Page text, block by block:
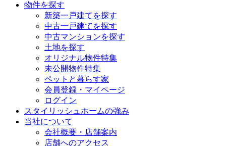
物件を探す
新築一戸建てを探す
中古一戸建てを探す
中古マンションを探す
土地を探す
オリジナル物件特集
未公開物件特集
ペットと暮らす家
会員登録・マイページ
ログイン
スタイリッシュホームの強み
当社について
会社概要・店舗案内
店舗へのアクセス